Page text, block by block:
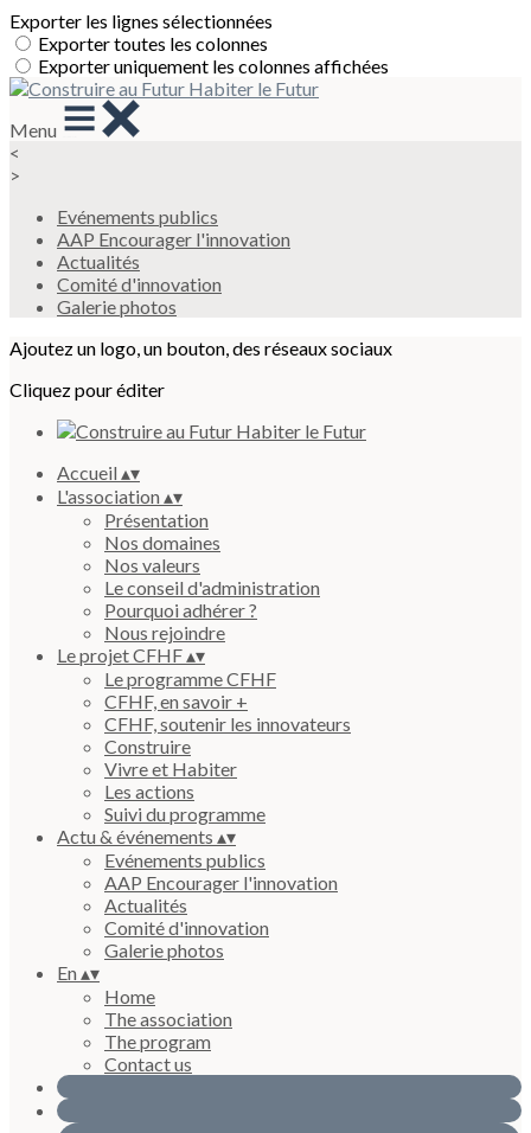
Exporter les lignes sélectionnées
Exporter toutes les colonnes
Exporter uniquement les colonnes affichées
Menu
<
>
Evénements publics
AAP Encourager l'innovation
Actualités
Comité d'innovation
Galerie photos
Ajoutez un logo, un bouton, des réseaux sociaux
Cliquez pour éditer
Accueil▴▾
L'association▴▾
Présentation
Nos domaines
Nos valeurs
Le conseil d'administration
Pourquoi adhérer ?
Nous rejoindre
Le projet CFHF▴▾
Le programme CFHF
CFHF, en savoir +
CFHF, soutenir les innovateurs
Construire
Vivre et Habiter
Les actions
Suivi du programme
Actu & événements ▴▾
Evénements publics
AAP Encourager l'innovation
Actualités
Comité d'innovation
Galerie photos
En▴▾
Home
The association
The program
Contact us